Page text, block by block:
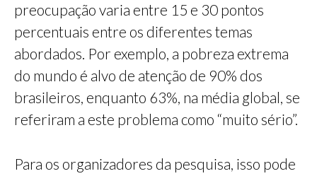
preocupação varia entre 15 e 30 pontos
percentuais entre os diferentes temas
abordados. Por exemplo, a pobreza extrema
do mundo é alvo de atenção de 90% dos
brasileiros, enquanto 63%, na média global, se
referiram a este problema como “muito sério”.
Para os organizadores da pesquisa, isso pode